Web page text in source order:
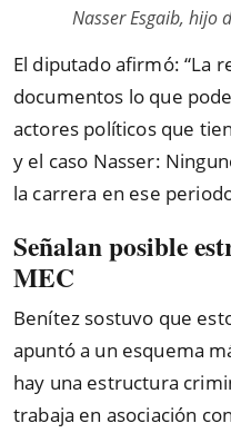
Nasser Esgaib, hijo
El diputado afirmó: “La
documentos lo que
actores políticos que
y el caso Nasser:
la carrera en ese
Señalan posible
MEC
Benítez sostuvo que
apuntó a un esquema
hay una estructura
trabaja en asociación